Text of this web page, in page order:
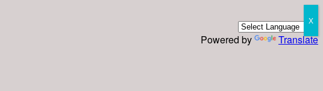
Powered by
Translate
X